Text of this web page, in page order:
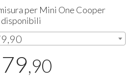
per Mini One Cooper
79,90